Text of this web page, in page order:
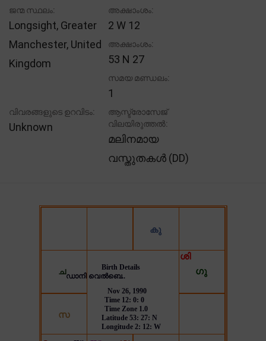
ജന്മ സ്ഥലം:
Longsight, Greater
Manchester, United
Kingdom
അക്ഷാംശം:
2 W 12
അക്ഷാംശം:
53 N 27
സമയ മണ്ഡലം:
1
വിവരങ്ങളുടെ ഉറവിടം:
Unknown
ആസ്ട്രോസേജ്
വിലയിരുത്തൽ:
മലിനമായ
വസ്തുതകൾ (DD)